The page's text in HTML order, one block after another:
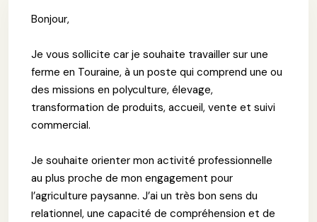
Bonjour,
Je vous sollicite car je souhaite travailler sur une
ferme en Touraine, à un poste qui comprend une ou
des missions en polyculture, élevage,
transformation de produits, accueil, vente et suivi
commercial.
Je souhaite orienter mon activité professionnelle
au plus proche de mon engagement pour
l’agriculture paysanne. J’ai un très bon sens du
relationnel, une capacité de compréhension et de